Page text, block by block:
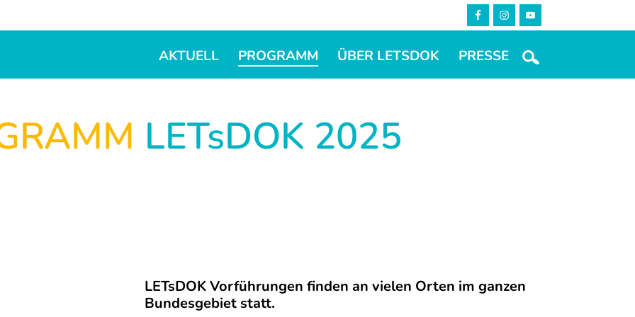
AKTUELL PROGRAMM ÜBER LETSDOK PRESSE
LETsDOK 2025
LETsDOK Vorführungen finden an vielen Orten im ganzen
Bundesgebiet statt.